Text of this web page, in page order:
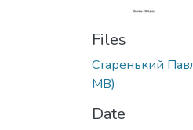
Files
Старенький
MB)
Date